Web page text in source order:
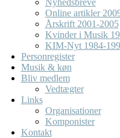
Nyhedsbreve
Online artikler
Årskrift 2001-2005
Kvinder i Musik
KIM-Nyt 1984-
Personregister
Musik & køn
Bliv medlem
Vedtægter
Links
Organisationer
Komponister
Kontakt